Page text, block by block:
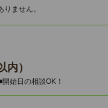
りません。
内）
始日の相談OK！